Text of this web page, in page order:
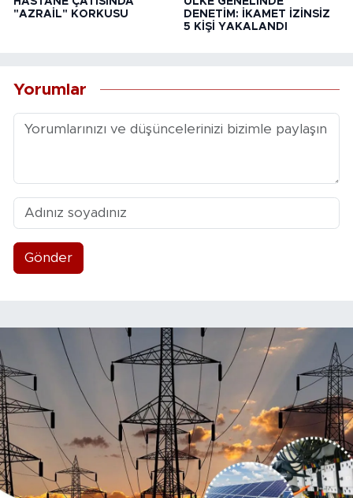
"AZRAİL" KORKUSU
DENETİM: İKAMET İZİNSİZ
5 KİŞİ YAKALANDI
Yorumlar
Gönder